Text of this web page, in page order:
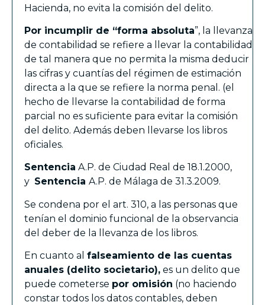
Hacienda, no evita la comisión del delito.
Por incumplir de “forma absoluta”, la llevanza
de contabilidad se refiere a llevar la contabilidad
de tal manera que no permita la misma deducir
las cifras y cuantías del régimen de estimación
directa a la que se refiere la norma penal. (el
hecho de llevarse la contabilidad de forma
parcial no es suficiente para evitar la comisión
del delito. Además deben llevarse los libros
oficiales.
Sentencia A.P. de Ciudad Real de 18.1.2000,
y Sentencia A.P. de Málaga de 31.3.2009.
Se condena por el art. 310, a las personas que
tenían el dominio funcional de la observancia
del deber de la llevanza de los libros.
En cuanto al falseamiento de las cuentas
anuales (delito societario), es un delito que
puede cometerse por omisión (no haciendo
constar todos los datos contables, deben